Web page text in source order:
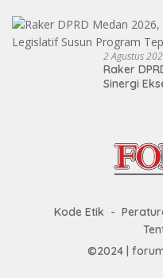
2 Agustus
Raker
Sinergi
Kode Etik
©2024 |